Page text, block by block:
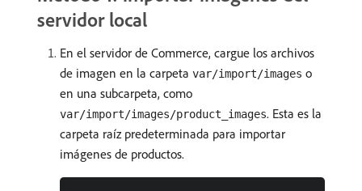
servidor local
En el servidor de Commerce, cargue los archivos
de imagen en la carpeta var/import/images o
en una subcarpeta, como
var/import/images/product_images. Esta es la
carpeta raíz predeterminada para importar
imágenes de productos.